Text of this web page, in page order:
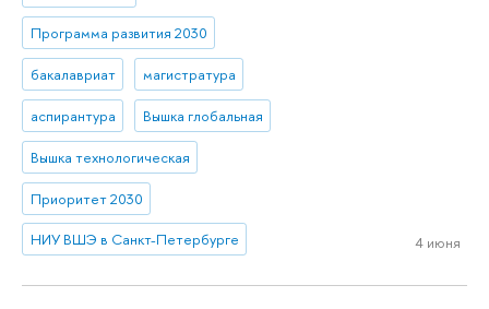
Программа развития 2030
бакалавриат магистратура
аспирантура Вышка глобальная
Вышка технологическая
Приоритет 2030
НИУ ВШЭ в Санкт-Петербурге 4 июня